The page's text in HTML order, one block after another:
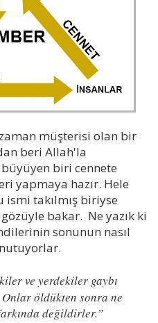
müşterisi olan bir
beri Allah'la
biri cennete
yapmaya hazır. Hele
takılmış biriyse
bakar. Ne yazık ki
sonunun nasıl
ve yerdekiler gaybı
öldükten sonra ne
değildirler.”